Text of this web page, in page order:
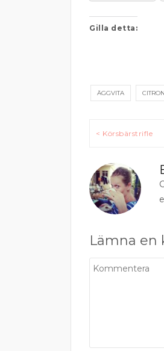
Gilla detta:
ÄGGVITA CITRON
< Körsbärstrifle
Lämna